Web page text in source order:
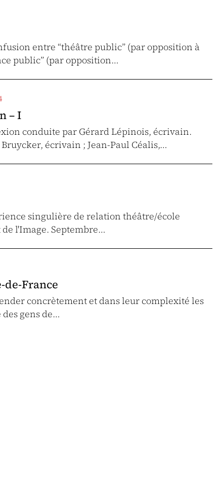
entre “théâtre public” (par opposition à
public” (par opposition…
– I
conduite par Gérard Lépinois, écrivain.
écrivain ; Jean-Paul Céalis,…
singulière de relation théâtre/école
l'Image. Septembre…
de-France
concrètement et dans leur complexité les
gens de…